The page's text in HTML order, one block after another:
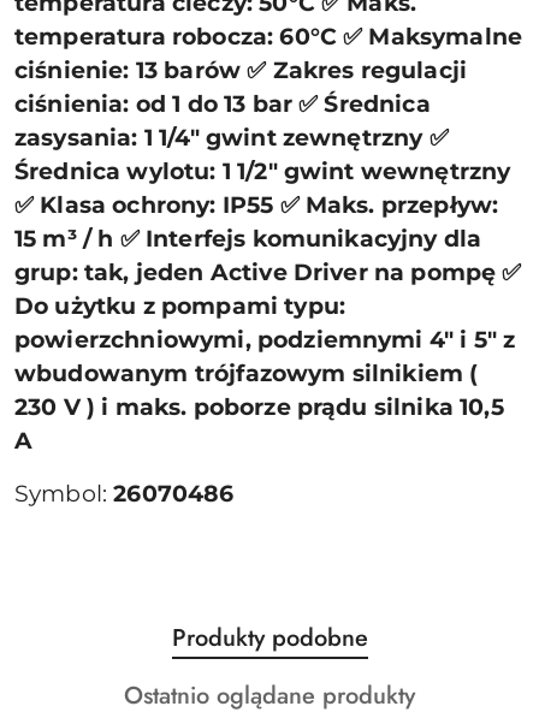
temperatura robocza: 60°C ✅ Maksymalne
ciśnienie: 13 barów ✅ Zakres regulacji
ciśnienia: od 1 do 13 bar ✅ Średnica
zasysania: 1 1/4" gwint zewnętrzny ✅
Średnica wylotu: 1 1/2" gwint wewnętrzny
✅ Klasa ochrony: IP55 ✅ Maks. przepływ:
15 m³ / h ✅ Interfejs komunikacyjny dla
grup: tak, jeden Active Driver na pompę ✅
Do użytku z pompami typu:
powierzchniowymi, podziemnymi 4" i 5" z
wbudowanym trójfazowym silnikiem (
230 V ) i maks. poborze prądu silnika 10,5
A
Symbol:26070486
Pomiń karuzelę produktów
Produkty
o
statusie:
Produkty podobne
Produkty
Ostatnio oglądane produkty